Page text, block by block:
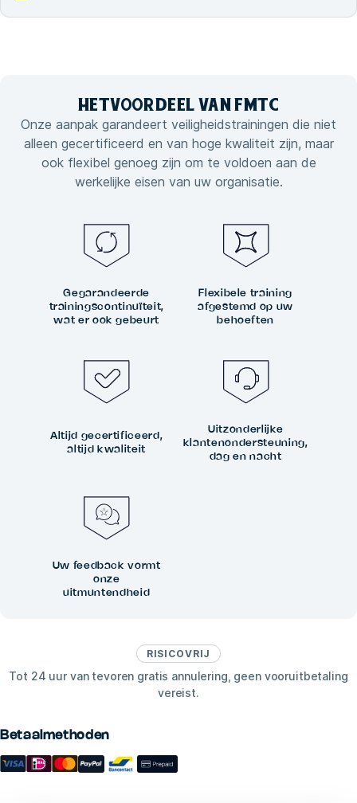
RISICOVRIJ
Tot 24 uur van tevoren gratis annulering, geen vooruitbetaling
vereist.
Betaalmethoden
HETVOORDEEL VAN FMTC
Onze aanpak garandeert veiligheidstrainingen die niet
alleen gecertificeerd en van hoge kwaliteit zijn, maar
ook flexibel genoeg zijn om te voldoen aan de
werkelijke eisen van uw organisatie.
Gegarandeerde
trainingscontinuïteit,
wat er ook gebeurt
Flexibele training
afgestemd op uw
behoeften
Altijd gecertificeerd,
altijd kwaliteit
Uitzonderlijke
klantenondersteuning,
dag en nacht
Uw feedback vormt
onze
uitmuntendheid